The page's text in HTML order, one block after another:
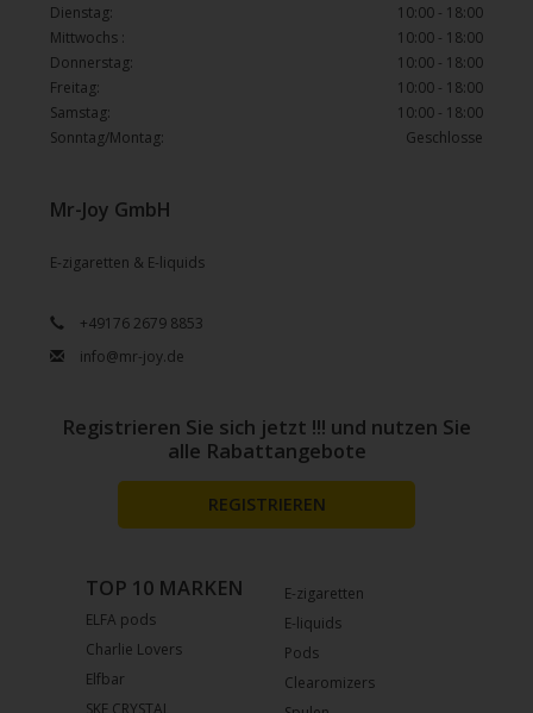
Mr-Joy GmbH
E-zigaretten & E-liquids
+49176 2679 8853
info@mr-joy.de
Dienstag:
10:00 - 18:00
Mittwochs :
10:00 - 18:00
Donnerstag:
10:00 - 18:00
Freitag:
10:00 - 18:00
Samstag:
10:00 - 18:00
Sonntag/Montag:
Geschlosse
E-zigaretten
E-liquids
Pods
Clearomizers
TOP 10 MARKEN
ELFA pods
Charlie Lovers
Elfbar
SKE CRYSTAL
Registrieren Sie sich jetzt !!! und nutzen Sie
alle Rabattangebote
REGISTRIEREN